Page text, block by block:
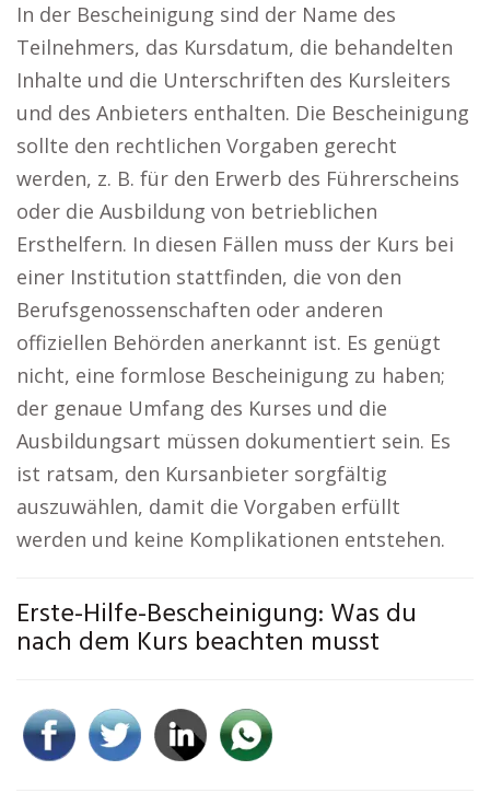
In der Bescheinigung sind der Name des
Teilnehmers, das Kursdatum, die behandelten
Inhalte und die Unterschriften des Kursleiters
und des Anbieters enthalten. Die Bescheinigung
sollte den rechtlichen Vorgaben gerecht
werden, z. B. für den Erwerb des Führerscheins
oder die Ausbildung von betrieblichen
Ersthelfern. In diesen Fällen muss der Kurs bei
einer Institution stattfinden, die von den
Berufsgenossenschaften oder anderen
offiziellen Behörden anerkannt ist. Es genügt
nicht, eine formlose Bescheinigung zu haben;
der genaue Umfang des Kurses und die
Ausbildungsart müssen dokumentiert sein. Es
ist ratsam, den Kursanbieter sorgfältig
auszuwählen, damit die Vorgaben erfüllt
werden und keine Komplikationen entstehen.
Erste-Hilfe-Bescheinigung: Was du
nach dem Kurs beachten musst